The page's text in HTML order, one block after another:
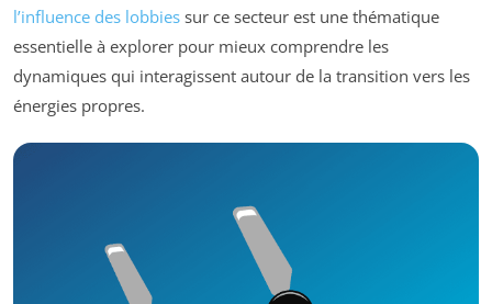
l’influence des lobbies sur ce secteur est une thématique
essentielle à explorer pour mieux comprendre les
dynamiques qui interagissent autour de la transition vers les
énergies propres.